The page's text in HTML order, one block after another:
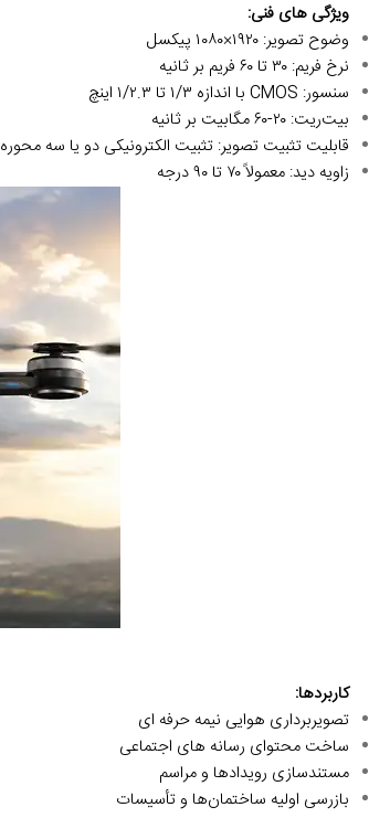
ویژگی‌ های فنی:
وضوح تصویر: ۱۹۲۰×۱۰۸۰ پیکسل
نرخ فریم: ۳۰ تا ۶۰ فریم بر ثانیه
سنسور: CMOS با اندازه ۱/۳ تا ۱/۲.۳ اینچ
بیت‌ریت: ۲۰-۶۰ مگابیت بر ثانیه
قابلیت تثبیت تصویر: تثبیت الکترونیکی دو یا سه محوره
زاویه دید: معمولاً ۷۰ تا ۹۰ درجه
کاربردها:
تصویربرداری هوایی نیمه‌ حرفه‌ ای
ساخت محتوای رسانه‌ های اجتماعی
مستندسازی رویدادها و مراسم
بازرسی اولیه ساختمان‌ها و تأسیسات